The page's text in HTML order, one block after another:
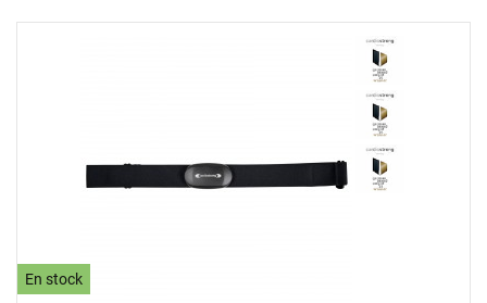
En stock